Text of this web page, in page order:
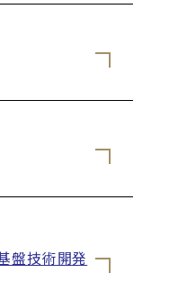
盤技術開発